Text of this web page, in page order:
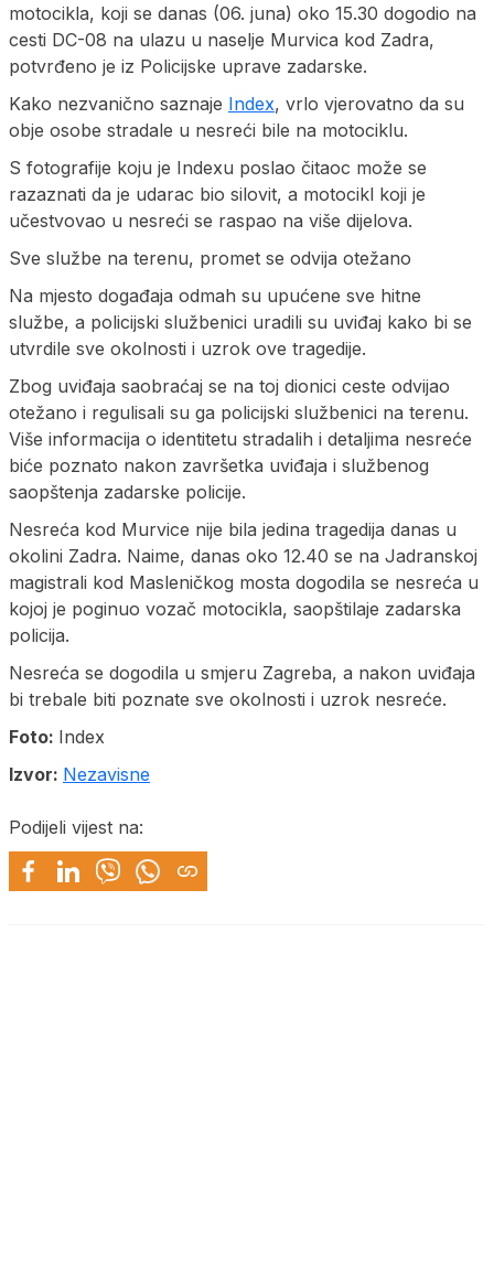
motocikla, koji se danas (06. juna) oko 15.30 dogodio na
cesti DC-08 na ulazu u naselje Murvica kod Zadra,
potvrđeno je iz Policijske uprave zadarske.
Kako nezvanično saznaje Index, vrlo vjerovatno da su
obje osobe stradale u nesreći bile na motociklu.
S fotografije koju je Indexu poslao čitaoc može se
razaznati da je udarac bio silovit, a motocikl koji je
učestvovao u nesreći se raspao na više dijelova.
Sve službe na terenu, promet se odvija otežano
Na mjesto događaja odmah su upućene sve hitne
službe, a policijski službenici uradili su uviđaj kako bi se
utvrdile sve okolnosti i uzrok ove tragedije.
Zbog uviđaja saobraćaj se na toj dionici ceste odvijao
otežano i regulisali su ga policijski službenici na terenu.
Više informacija o identitetu stradalih i detaljima nesreće
biće poznato nakon završetka uviđaja i službenog
saopštenja zadarske policije.
Nesreća kod Murvice nije bila jedina tragedija danas u
okolini Zadra. Naime, danas oko 12.40 se na Jadranskoj
magistrali kod Masleničkog mosta dogodila se nesreća u
kojoj je poginuo vozač motocikla, saopštilaje zadarska
policija.
Nesreća se dogodila u smjeru Zagreba, a nakon uviđaja
bi trebale biti poznate sve okolnosti i uzrok nesreće.
Foto: Index
Izvor: Nezavisne
Podijeli vijest na: